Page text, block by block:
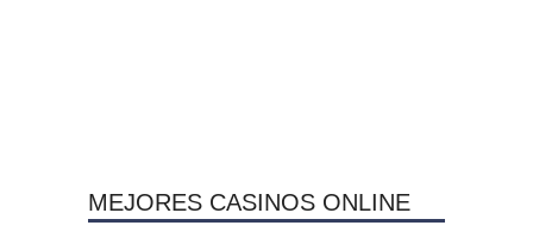
MEJORES CASINOS ONLINE